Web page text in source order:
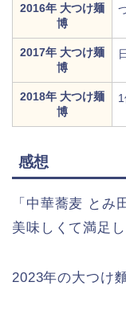
2016年 大つけ麺
博
2017年 大つけ麺
博
2018年 大つけ麺
博
感想
「中華蕎麦 とみ
美味しくて満足
2023年の大つけ